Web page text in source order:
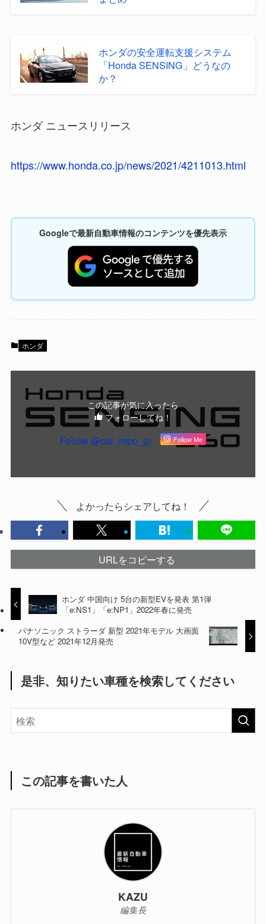
ホンダの安全運転支援システム
「Honda SENSING」どうなの
か？
ホンダ ニュースリリース
https://www.honda.co.jp/news/2021/4211013.html
Googleで最新自動車情報のコンテンツを優先表示
ホンダ
この記事が気に入ったら
フォローしてね！
Follow @car_repo_jp Follow Me
よかったらシェアしてね！
URLをコピーする
ホンダ 中国向け 5台の新型EVを発表 第1弾
「e:NS1」「e:NP1」2022年春に発売
パナソニック ストラーダ 新型 2021年モデル 大画面
10V型など 2021年12月発売
是非、知りたい車種を検索してください
この記事を書いた人
KAZU
編集長